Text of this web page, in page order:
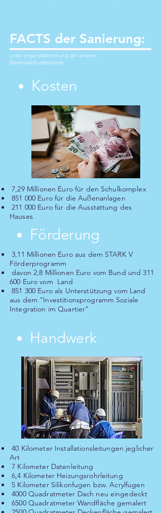
FACTS der Sanierung:
unter enger Abstimmung der unteren
Denkmalschutzbehörde
Kosten
7,29 Millionen Euro für den Schulkomplex
851 000 Euro für die Außenanlagen
211 000 Euro für die Ausstattung des
Hauses
Förderung
3,11 Millionen Euro aus dem STARK V
Förderprogramm
davon 2,8 Millionen Euro vom Bund und 311
600 Euro vom Land
851 300 Euro als Unterstützung vom Land
aus dem "Investitionsprogramm Soziale
Integration im Quartier"
Handwerk
40 Kilometer Installationsleitungen jeglicher
Art
7 Kilometer Datenleitung
6,4 Kilometer Heizungsrohrleitung
5 Kilometer Silikonfugen bzw. Acrylfugen
4000 Quadratmeter Dach neu eingedeckt
6500 Quadratmeter Wandfläche gemalert